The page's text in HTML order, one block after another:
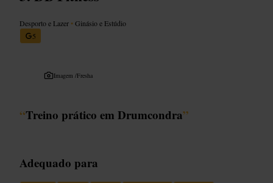
Desporto e Lazer •Ginásio e Estúdio
5
Imagem /Fresha
“Treino prático em Drumcondra”
Adequado para